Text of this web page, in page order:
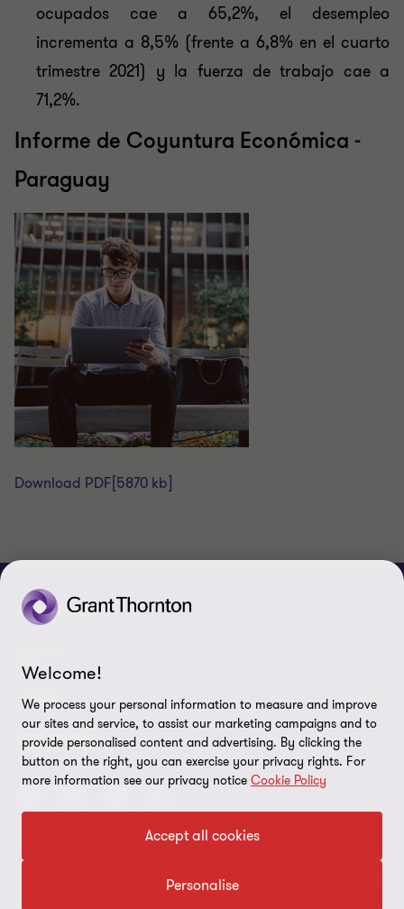
ocupados cae a 65,2%, el desempleo
incrementa a 8,5% (frente a 6,8% en el cuarto
trimestre 2021) y la fuerza de trabajo cae a
71,2%.
Informe de Coyuntura Económica -
Paraguay
Download PDF [5870 kb]
CONNECT
Nuestras Oficinas
Acerca de nosotros
Carreras
LEGAL
Exención de responsabilidades
Política de Privacidad
Certificado LSQA
Política de Seguridad de la Información
SEGUINOS
© 2026 Grant Thornton Uruguay. Todos los derechos reservados.
Welcome!
We process your personal information to measure and improve
our sites and service, to assist our marketing campaigns and to
provide personalised content and advertising. By clicking the
button on the right, you can exercise your privacy rights. For
more information see our privacy notice Cookie Policy
Accept all cookies
Personalise